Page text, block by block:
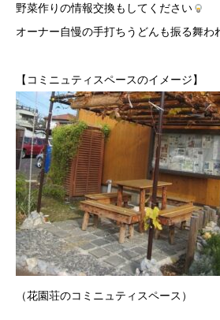
野菜作りの情報交換もしてください
オーナー自慢の手打ちうどんも振る舞わ
【コミニュティスペースのイメージ】
（花園荘のコミニュティスペース）